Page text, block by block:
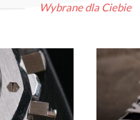
Wybrane dla Ciebie